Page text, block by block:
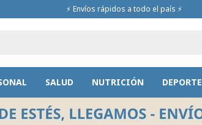
SALUD NUTRICIÓN DEPORTE
⚡ Envíos rápidos a todo el país ⚡